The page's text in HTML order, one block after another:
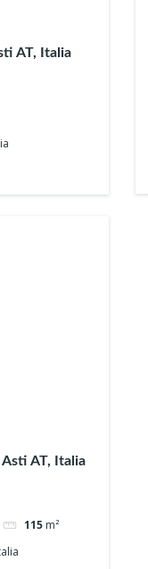
AT, Italia
AT, Italia
115 m²